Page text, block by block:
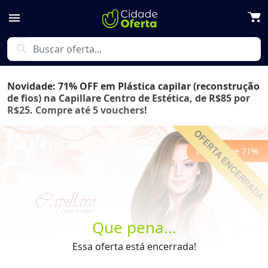
menu
search
Que pena...
Essa oferta está encerrada!
Novidade: 71% OFF em Plástica capilar (reconstrução
de fios) na Capillare Centro de Estética, de R$85 por
R$25. Compre até 5 vouchers!
Economize 71%